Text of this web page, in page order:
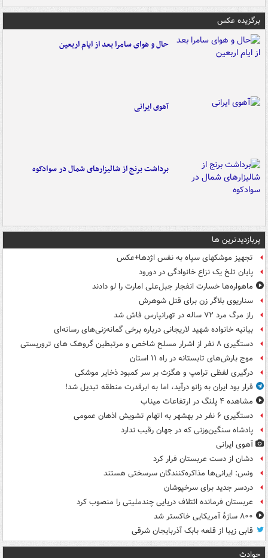
برگزیده عکس
حال و هوای سامرا بعد از ایام اربعین
آهوی ایرانی
برداشت برنج از شالیزارهای شمال در سوادکوه
پربازدیدترین ها
تجهیز موشکهای سپاه به نفس اژدها+عکس
پایان تلخ یک نزاع خانوادگی در دورود
ماهواره‌ها خسارت انفجار جبل‌علی امارت را لو دادند
سناریوی بلاگر زن برای قتل شوهرش
راز مرگ مرد ۷۲ ساله در تهرانپارس فاش شد
بیانیه خانواده شهید لاریجانی درباره برخی گمانه‌زنی‌های رسانه‌ای
دستگیری ۸ نفر از اشرار مسلح شاخص و مرتبطین گروهک های تروریستی
موج بارش‌های تابستانه در راه ۱۱ استان
درگیری لفظی ترامپ و هگزث بر سر کمبود ذخایر موشکی
قرار بود ایران به زانو درآید، اما به ابرقدرت منطقه تبدیل شد!
مشاهده ۴ پلنگ در ارتفاعات میناب
دستگیری ۶ نفر در بهشهر به اتهام تشویش اذهان عمومی
پادشاه سنگین‌وزنی که در جهان رقیب ندارد
آهوی ایرانی
دشان از دست عربستان فرار کرد
ونس: ایرانی‌ها مذاکره‌کنندگان سرسختی هستند
دردسر جدید برای سرخپوشان
عربستان فرمانده ائتلاف دریایی چندملیتی را منصوب کرد
۸۰۰ سازۀ آمریکایی خاکستر شد
قابی زیبا از قلعه بابک آذربایجان شرقی
حوادث